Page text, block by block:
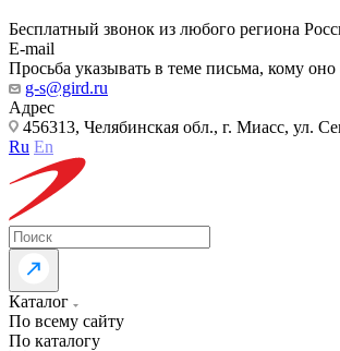
Бесплатный звонок из любого региона
E-mail
Просьба указывать в теме письма, кому оно
g-s@gird.ru
Адрес
456313, Челябинская обл., г. Миасс, ул.
Ru En
Каталог
По всему сайту
По каталогу